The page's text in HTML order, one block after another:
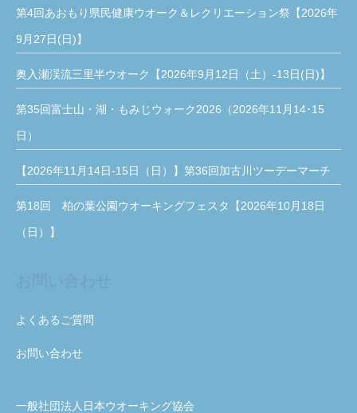
第4回あおもり県民健康ウオーク＆レクリエーション祭【2026年
9月27日(日)】
奥入瀬渓流三里半ウオーク【2026年9月12日（土）-13日(日)】
第35回富士山・湖・もみじウォーク2026（2026年11月14･15
日）
【2026年11月14日-15日（日）】第36回加古川ツーデーマーチ
第18回 柏の葉公園ウオーキングフェスタ【2026年10月18日
（日）】
よくあるご質問
お問い合わせ
一般社団法人日本ウオーキング協会